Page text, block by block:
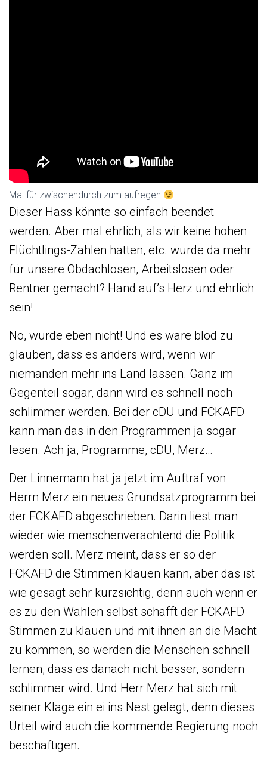
Mal für zwischendurch zum aufregen
Dieser Hass könnte so einfach beendet
werden. Aber mal ehrlich, als wir keine hohen
Flüchtlings-Zahlen hatten, etc. wurde da mehr
für unsere Obdachlosen, Arbeitslosen oder
Rentner gemacht? Hand auf’s Herz und ehrlich
sein!
Nö, wurde eben nicht! Und es wäre blöd zu
glauben, dass es anders wird, wenn wir
niemanden mehr ins Land lassen. Ganz im
Gegenteil sogar, dann wird es schnell noch
schlimmer werden. Bei der cDU und FCKAFD
kann man das in den Programmen ja sogar
lesen. Ach ja, Programme, cDU, Merz…
Der Linnemann hat ja jetzt im Auftraf von
Herrn Merz ein neues Grundsatzprogramm bei
der FCKAFD abgeschrieben. Darin liest man
wieder wie menschenverachtend die Politik
werden soll. Merz meint, dass er so der
FCKAFD die Stimmen klauen kann, aber das ist
wie gesagt sehr kurzsichtig, denn auch wenn er
es zu den Wahlen selbst schafft der FCKAFD
Stimmen zu klauen und mit ihnen an die Macht
zu kommen, so werden die Menschen schnell
lernen, dass es danach nicht besser, sondern
schlimmer wird. Und Herr Merz hat sich mit
seiner Klage ein ei ins Nest gelegt, denn dieses
Urteil wird auch die kommende Regierung noch
beschäftigen.